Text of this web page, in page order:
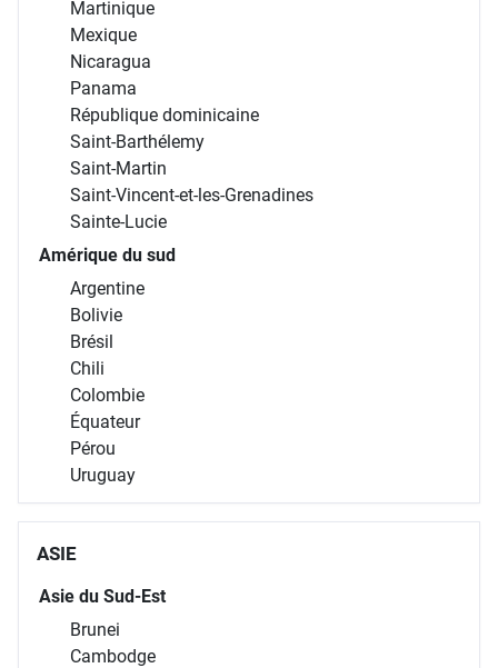
Martinique
Mexique
Nicaragua
Panama
République dominicaine
Saint-Barthélemy
Saint-Martin
Saint-Vincent-et-les-Grenadines
Sainte-Lucie
Amérique du sud
Argentine
Bolivie
Brésil
Chili
Colombie
Équateur
Pérou
Uruguay
ASIE
Asie du Sud-Est
Brunei
Cambodge